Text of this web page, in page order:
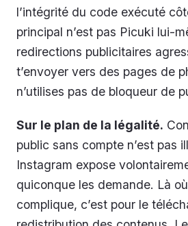
l’intégrité du code exécuté
principal n’est pas Picuki lui-
redirections publicitaires
t’envoyer vers des pages de
n’utilises pas de bloqueur de
Sur le plan de la légalité.
public sans compte n’est pas
Instagram expose
quiconque les demande. Là
complique, c’est pour le